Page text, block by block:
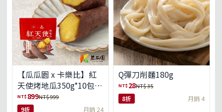
【瓜瓜園 x 卡樂比】紅
天使烤地瓜350g*10包
(免運組)
NT$ 899NT$ 999
9折 月銷 24
Q彈刀削麵180g
NT$ 28NT$ 35
8折 月銷 4